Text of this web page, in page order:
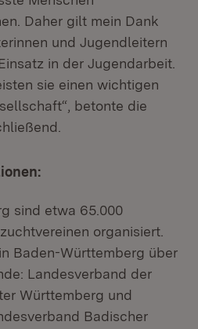
Daher gilt mein Dank
und Jugendleitern
in der Jugendarbeit.
sie einen wichtigen
betonte die
sind etwa 65.000
organisiert.
Baden-Württemberg über
Landesverband der
Württemberg und
Badischer